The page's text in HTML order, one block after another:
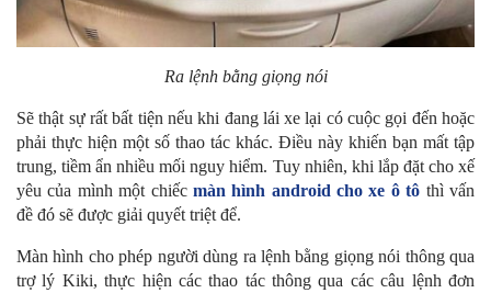
Ra lệnh bằng giọng nói
Sẽ thật sự rất bất tiện nếu khi đang lái xe lại có cuộc gọi đến hoặc
phải thực hiện một số thao tác khác. Điều này khiến bạn mất tập
trung, tiềm ẩn nhiều mối nguy hiểm. Tuy nhiên, khi lắp đặt cho xế
yêu của mình một chiếc màn hình android cho xe ô tô thì vấn
đề đó sẽ được giải quyết triệt để.
Màn hình cho phép người dùng ra lệnh bằng giọng nói thông qua
trợ lý Kiki, thực hiện các thao tác thông qua các câu lệnh đơn